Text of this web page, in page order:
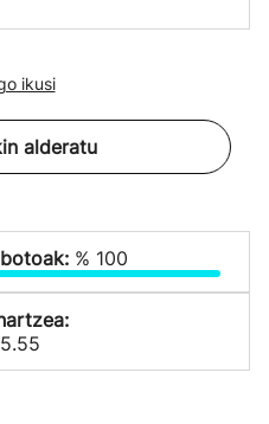
ikusi
alderatu
% 100